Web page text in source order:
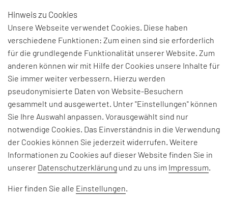
Hinweis zu Cookies
Unsere Webseite verwendet Cookies. Diese haben
verschiedene Funktionen: Zum einen sind sie erforderlich
für die grundlegende Funktionalität unserer Website. Zum
anderen können wir mit Hilfe der Cookies unsere Inhalte für
Sie immer weiter verbessern. Hierzu werden
pseudonymisierte Daten von Website-Besuchern
gesammelt und ausgewertet. Unter "Einstellungen" können
Sie Ihre Auswahl anpassen. Vorausgewählt sind nur
notwendige Cookies. Das Einverständnis in die Verwendung
der Cookies können Sie jederzeit widerrufen. Weitere
Informationen zu Cookies auf dieser Website finden Sie in
unserer Datenschutzerklärung und zu uns im Impressum.
Hier finden Sie alle Einstellungen.